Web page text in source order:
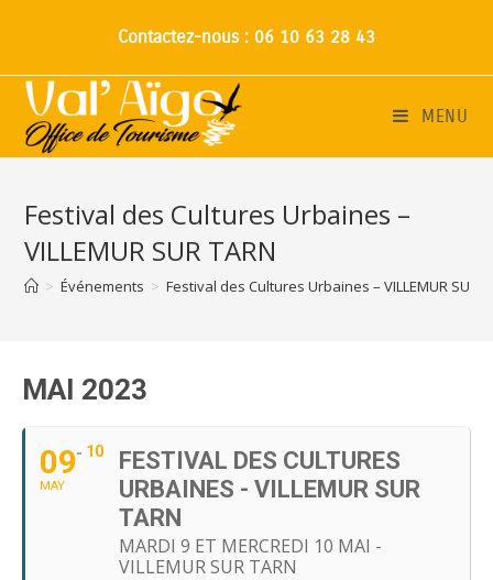
Contactez-nous : 06 10 63 28 43
MENU
Festival des Cultures Urbaines –
VILLEMUR SUR TARN
> Événements > Festival des Cultures Urbaines – VILLEMUR SUR
MAI 2023
09
MAY
10
FESTIVAL DES CULTURES
URBAINES - VILLEMUR SUR
TARN
MARDI 9 ET MERCREDI 10 MAI -
VILLEMUR SUR TARN